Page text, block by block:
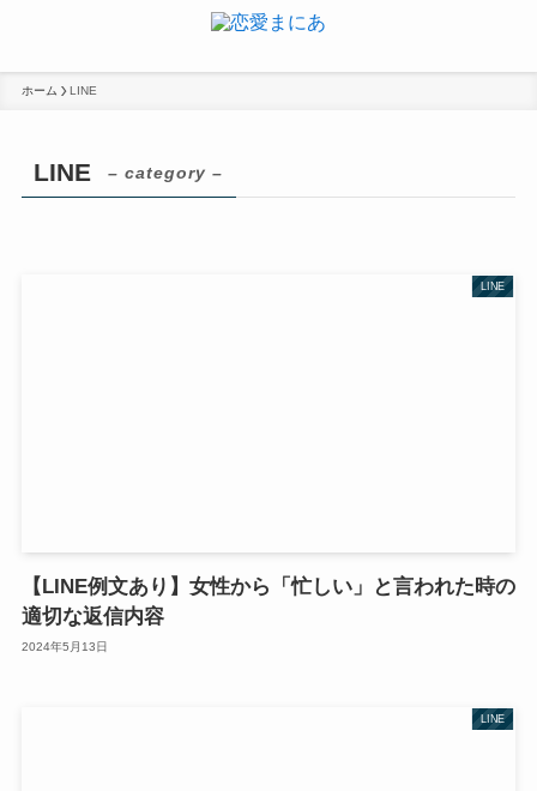
ホーム LINE
LINE – category –
LINE
【LINE例文あり】女性から「忙しい」と言われた時の
適切な返信内容
2024年5月13日
LINE